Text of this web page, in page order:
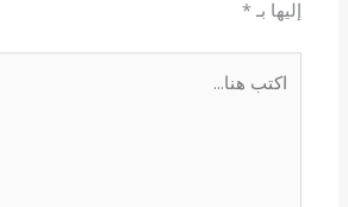
إليها بـ*